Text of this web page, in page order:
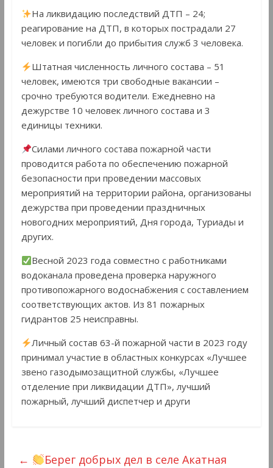
На ликвидацию последствий ДТП – 24;
реагирование на ДТП, в которых пострадали 27
человек и погибли до прибытия служб 3 человека.
Штатная численность личного состава – 51
человек, имеются три свободные вакансии –
срочно требуются водители. Ежедневно на
дежурстве 10 человек личного состава и 3
единицы техники.
Силами личного состава пожарной части
проводится работа по обеспечению пожарной
безопасности при проведении массовых
мероприятий на территории района, организованы
дежурства при проведении праздничных
новогодних мероприятий, Дня города, Туриады и
других.
Весной 2023 года совместно с работниками
водоканала проведена проверка наружного
противопожарного водоснабжения с составлением
соответствующих актов. Из 81 пожарных
гидрантов 25 неисправны.
Личный состав 63-й пожарной части в 2023 году
принимал участие в областных конкурсах «Лучшее
звено газодымозащитной службы, «Лучшее
отделение при ликвидации ДТП», лучший
пожарный, лучший диспетчер и други
←
Берег добрых дел в селе Акатная